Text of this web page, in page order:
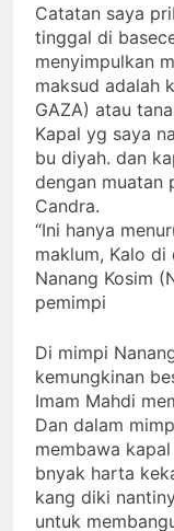
Catatan saya
tinggal di
menyimpulkan
maksud adalah
GAZA) atau
Kapal yg saya
bu diyah. dan
dengan muatan
Candra.
“Ini hanya
maklum, Kalo
Nanang Kosim
pemimpi
Di mimpi
kemungkinan
Imam Mahdi
Dan dalam
membawa
bnyak harta
kang diki
untuk